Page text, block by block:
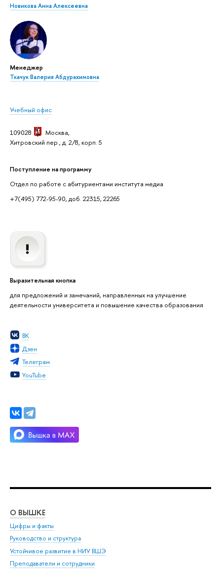
Новикова Анна Алексеевна
Менеджер
Ткачук Валерия Абдурахимовна
Учебный офис
109028
Москва,
Хитровский пер., д. 2/8, корп. 5
Поступление на программу
Отдел по работе с абитуриентами института медиа
+7(495) 772-95-90, доб. 22315, 22265
Выразительная кнопка
для предложений и замечаний, направленных на улучшение
деятельности университета и повышение качества образования
ВК
Дзен
Телеграм
YouTube
О ВЫШКЕ
Цифры и факты
Руководство и структура
Устойчивое развитие в НИУ ВШЭ
Преподаватели и сотрудники